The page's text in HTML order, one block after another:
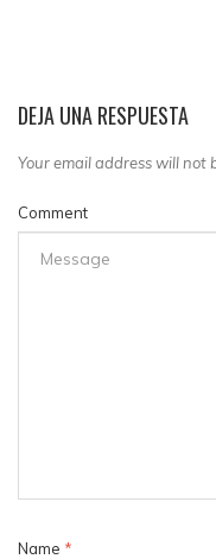
DEJA UNA RESPUESTA
Your email address will not
Comment
Name *